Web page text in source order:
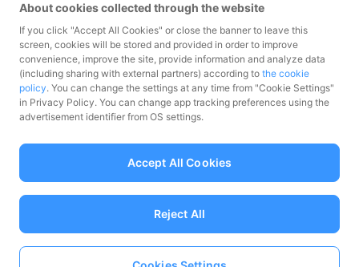
会社
お問い合わせ
加盟店様専用お問い合わ
報道関係者様専用お問い
合わせ
株主・投資家様専用お問
資金移動業者 関東財務局長第00068号、前払式支払手段（第三者型）発行
About cookies collected through the website
If you click "Accept All Cookies" or close the banner to leave this
screen, cookies will be stored and provided in order to improve
convenience, improve the site, provide information and analyze data
(including sharing with external partners) according to the cookie
policy. You can change the settings at any time from "Cookie Settings"
in Privacy Policy. You can change app tracking preferences using the
advertisement identifier from OS settings.
Reject All
Accept All Cookies